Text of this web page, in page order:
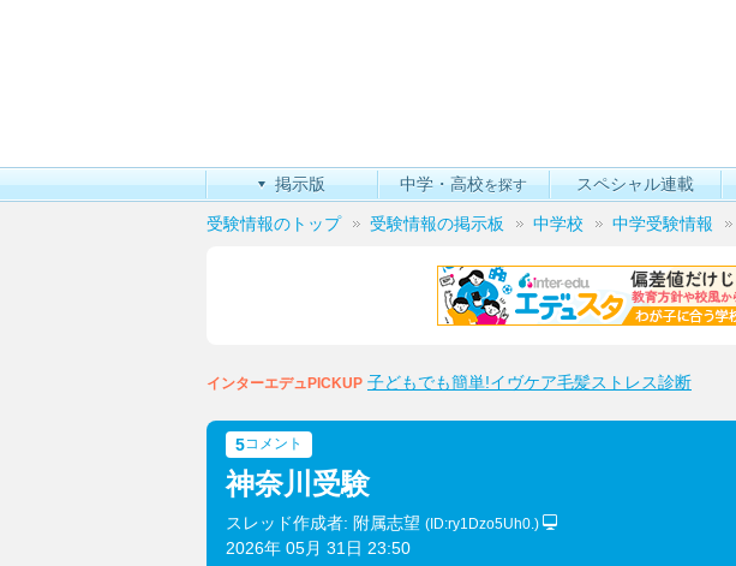
掲示版 中学・高校を探す スペシャル連載
受験情報のトップ 受験情報の掲示板 中学校 中学受験情報
インターエデュPICKUP 子どもでも簡単!イヴケア毛髪ストレス診断
5コメント
神奈川受験
スレッド作成者: 附属志望 (ID:ry1Dzo5Uh0.)
2026年 05月 31日 23:50